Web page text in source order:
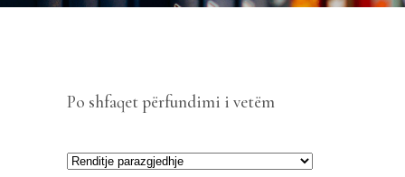
Po shfaqet përfundimi i vetëm